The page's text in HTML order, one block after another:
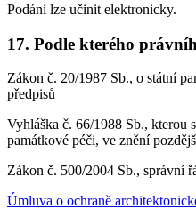
Podání lze učinit elektronicky.
17. Podle kterého
Zákon č. 20/1987 Sb., o státní
předpisů
Vyhláška č. 66/1988 Sb., kterou
památkové péči, ve znění
Zákon č. 500/2004 Sb., správní
Úmluva o ochraně